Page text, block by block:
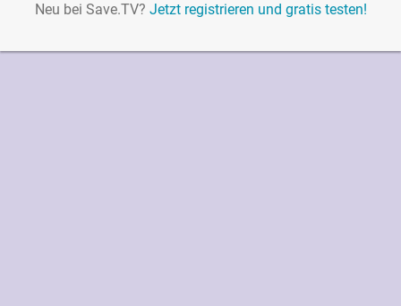
Neu bei Save.TV? Jetzt registrieren und gratis testen!